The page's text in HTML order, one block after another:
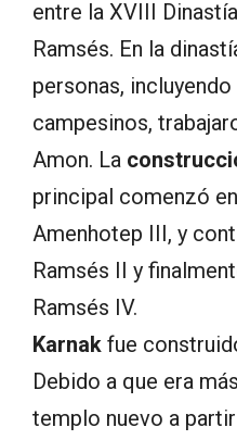
entre la XVIII
Ramsés. En la
personas,
campesinos,
Amon. La
principal comenzó
Amenhotep III, y
Ramsés II y
Ramsés IV.
Karnak fue
Debido a que era
templo nuevo a